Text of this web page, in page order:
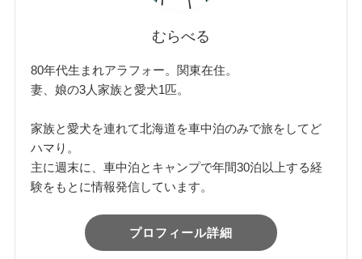
むらべる
80年代生まれアラフォー。関東在住。
妻、娘の3人家族と愛犬1匹。
家族と愛犬を連れて北海道を車中泊のみで旅をしてど
ハマり。
主に週末に、車中泊とキャンプで年間30泊以上する経
験をもとに情報発信しています。
プロフィール詳細